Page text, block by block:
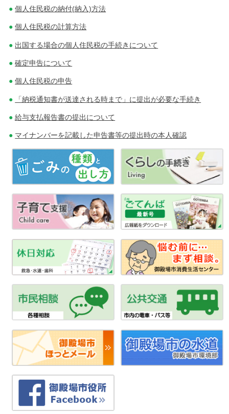
シ
ョ
個人住民税の納付(納入)方法
個人住民税の計算方法
出国する場合の個人住民税の手続きについて
確定申告について
個人住民税の申告
「納税通知書が送達される時まで」に提出が必要な手続き
給与支払報告書の提出について
マイナンバーを記載した申告書等の提出時の本人確認